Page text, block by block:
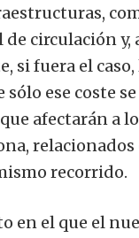
circulación
si fuera el
ese coste
que afectarán a
​​relacionados
recorrido.
en el que el